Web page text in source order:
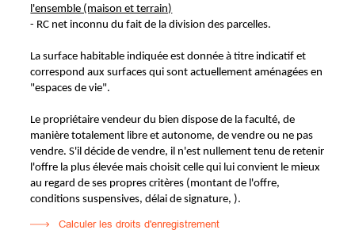
l'ensemble (maison et terrain)
- RC net inconnu du fait de la division des parcelles.
La surface habitable indiquée est donnée à titre indicatif et
correspond aux surfaces qui sont actuellement aménagées en
"espaces de vie".
Le propriétaire vendeur du bien dispose de la faculté, de
manière totalement libre et autonome, de vendre ou ne pas
vendre. S'il décide de vendre, il n'est nullement tenu de retenir
l'offre la plus élevée mais choisit celle qui lui convient le mieux
au regard de ses propres critères (montant de l'offre,
conditions suspensives, délai de signature, ).
Calculer les droits d'enregistrement